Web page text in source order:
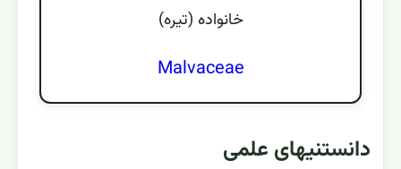
خانواده (تيره)
Malvaceae
دانستنیهای علمی